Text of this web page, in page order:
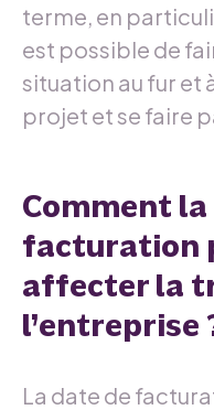
terme, en
est possible de
situation au fur et
projet et se faire
Comment la
facturation
affecter la
l’entreprise
La date de